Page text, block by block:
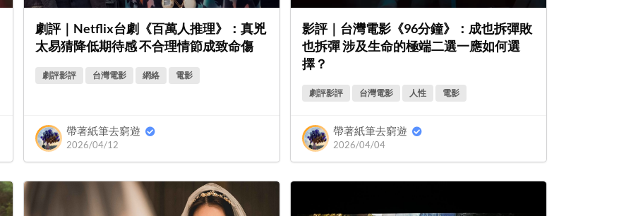
劇評｜Netflix台劇《百萬人推理》：真兇
太易猜降低期待感 不合理情節成致命傷
劇評影評 台灣電影 網絡 電影
帶著紙筆去窮遊
2026/04/12
影評｜台灣電影《96分鐘》：成也拆彈敗
也拆彈 涉及生命的極端二選一應如何選
擇？
劇評影評 台灣電影 人性 電影
帶著紙筆去窮遊
2026/04/04